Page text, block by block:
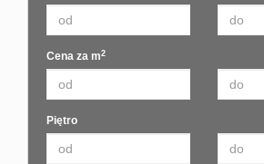
Cena za m2
Piętro